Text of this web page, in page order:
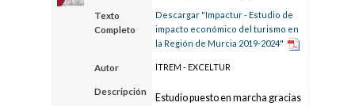
Texto
Completo
Descargar "Impactur - Estudio de
impacto económico del turismo en
la Región de Murcia 2019-2024"
Autor ITREM - EXCELTUR
Descripción
Estudio puesto en marcha gracias